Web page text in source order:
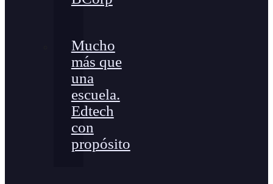
Mucho
más que
una
escuela.
Edtech
con
propósito